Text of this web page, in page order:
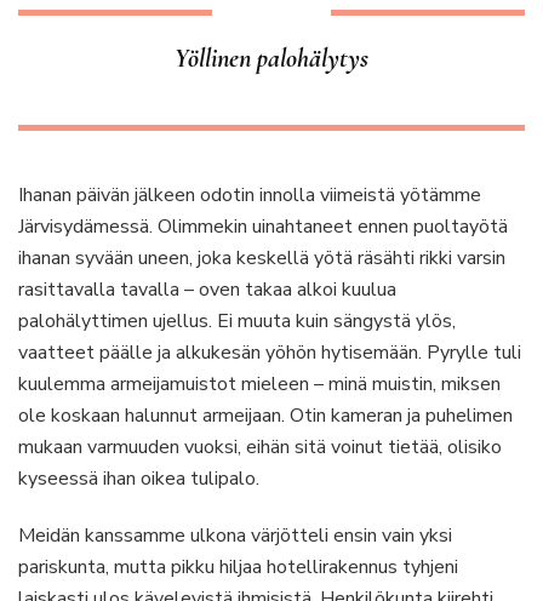
Yöllinen palohälytys
Ihanan päivän jälkeen odotin innolla viimeistä yötämme
Järvisydämessä. Olimmekin uinahtaneet ennen puoltayötä
ihanan syvään uneen, joka keskellä yötä räsähti rikki varsin
rasittavalla tavalla – oven takaa alkoi kuulua
palohälyttimen ujellus. Ei muuta kuin sängystä ylös,
vaatteet päälle ja alkukesän yöhön hytisemään. Pyrylle tuli
kuulemma armeijamuistot mieleen – minä muistin, miksen
ole koskaan halunnut armeijaan. Otin kameran ja puhelimen
mukaan varmuuden vuoksi, eihän sitä voinut tietää, olisiko
kyseessä ihan oikea tulipalo.
Meidän kanssamme ulkona värjötteli ensin vain yksi
pariskunta, mutta pikku hiljaa hotellirakennus tyhjeni